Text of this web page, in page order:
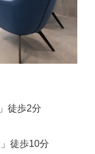
徒歩2分
徒歩10分